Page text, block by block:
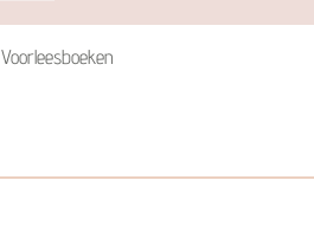
Voorleesboeken